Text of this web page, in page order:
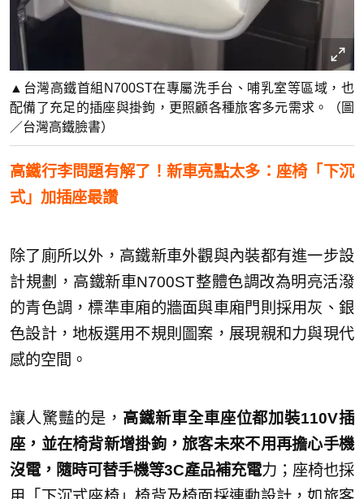
▲台灣高鐵首組N700ST在專屬洗手台、哺乳室等區域，也
配備了充足的插座與掛鉤，更照顧各種旅客多元需求。（圖
／台灣高鐵臉書）
高鐵行李問題有解了！新車亮點太多：座椅「下沉
式」加插座最讚
除了廁所以外，高鐵新車外觀與內裝都有進一步設
計規劃，高鐵新車N700ST整體色調改為明亮活潑
的青色調，標準車廂的牆面與車廂門則採用灰、銀
色設計，地板選用不規則圖案，展現親和力與現代
感的空間。
讓人驚豔的是， 高鐵新車全車座位都加裝110V插
座，並在椅背新增掛鉤，旅客未來不用再擔心手機
沒電，隨時可替手機等3C產品補充電力；座椅也採